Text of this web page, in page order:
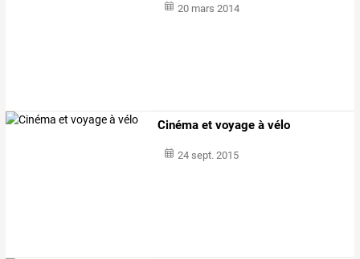
20 mars 2014
Cinéma et voyage à vélo
24 sept. 2015